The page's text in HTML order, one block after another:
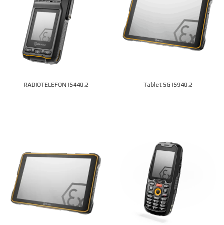
RADIOTELEFON IS440.2 Tablet 5G IS940.2